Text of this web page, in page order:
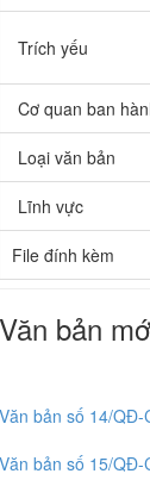
Trích yếu
Cơ quan ban
Loại văn bản
Lĩnh vực
File đính kèm
Văn bản
Văn bản số 14/
Văn bản số 15/